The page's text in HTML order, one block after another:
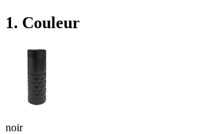
1. Couleur
noir